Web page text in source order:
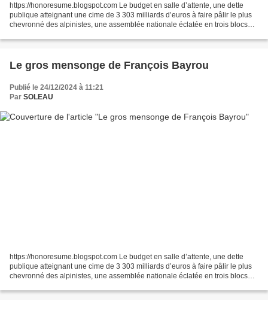
https://honoresume.blogspot.com Le budget en salle d’attente, une dette
publique atteignant une cime de 3 303 milliards d’euros à faire pâlir le plus
chevronné des alpinistes, une assemblée nationale éclatée en trois blocs
Le gros mensonge de François Bayrou
Publié le 24/12/2024 à 11:21
Par SOLEAU
https://honoresume.blogspot.com Le budget en salle d’attente, une dette
publique atteignant une cime de 3 303 milliards d’euros à faire pâlir le plus
chevronné des alpinistes, une assemblée nationale éclatée en trois blocs